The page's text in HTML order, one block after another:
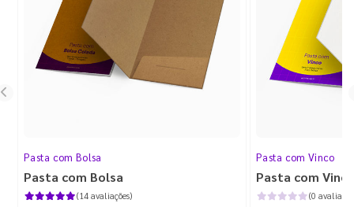
Pasta com Bolsa
Pasta com Bolsa
(14 avaliações)
Pasta com Vinco
Pasta com Vinco
(0